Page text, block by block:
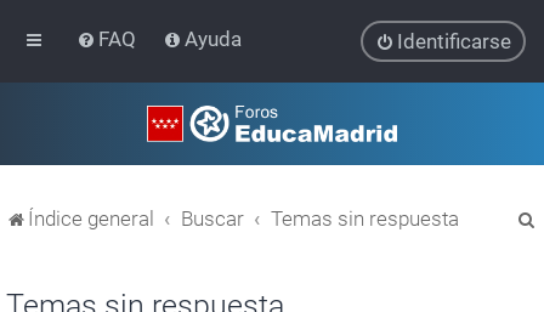
FAQ Ayuda Identificarse
Índice general Buscar Temas sin respuesta
Temas sin respuesta